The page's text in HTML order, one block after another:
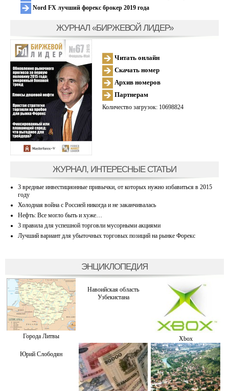
Nord FX лучший форекс брокер 2019 года
ЖУРНАЛ «БИРЖЕВОЙ ЛИДЕР»
Читать онлайн
Скачать номер
Архив номеров
Партнерам
Количество загрузок: 10698824
ЖУРНАЛ, ИНТЕРЕСНЫЕ СТАТЬИ
3 вредные инвестиционные привычки, от которых нужно избавиться в 2015
году
Холодная война с Россией никогда и не заканчивалась
Нефть: Все могло быть и хуже…
3 правила для успешной торговли мусорными акциями
Лучший вариант для убыточных торговых позиций на рынке Форекс
ЭНЦИКЛОПЕДИЯ
Города Литвы
Навоийская область
Узбекистана
Xbox
Юрий Слободян